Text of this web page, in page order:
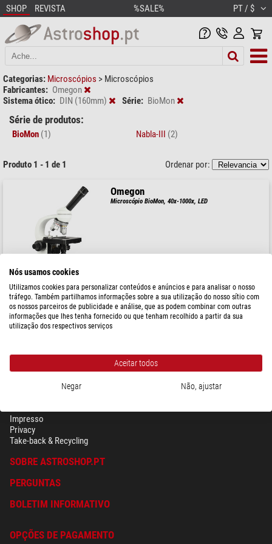
SHOP REVISTA %SALE% PT / $
Categorias: Microscópios > Microscópios
Fabricantes: Omegon
Sistema ótico: DIN (160mm) Série: BioMon
Série de produtos:
BioMon (1) Nabla-III (2)
Produto 1 - 1 de 1 Ordenar por:
Omegon
Microscópio BioMon, 40x-1000x, LED
Impresso
Privacy
Take-back & Recycling
SOBRE ASTROSHOP.PT
PERGUNTAS
BOLETIM INFORMATIVO
OPÇÕES DE PAGAMENTO
Nós usamos cookies
Utilizamos cookies para personalizar conteúdos e anúncios e para analisar o nosso
tráfego. Também partilhamos informações sobre a sua utilização do nosso sítio com
os nossos parceiros de publicidade e análise, que as podem combinar com outras
informações que lhes tenha fornecido ou que tenham recolhido a partir da sua
utilização dos respectivos serviços
Aceitar todos
Negar Não, ajustar